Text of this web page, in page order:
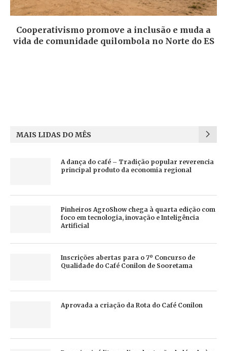
Cooperativismo promove a inclusão e muda a
vida de comunidade quilombola no Norte do ES
MAIS LIDAS DO MÊS
A dança do café – Tradição popular reverencia
principal produto da economia regional
Pinheiros AgroShow chega à quarta edição com
foco em tecnologia, inovação e Inteligência
Artificial
Inscrições abertas para o 7º Concurso de
Qualidade do Café Conilon de Sooretama
Aprovada a criação da Rota do Café Conilon